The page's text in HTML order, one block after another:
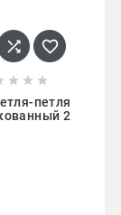
 
  
петля
2